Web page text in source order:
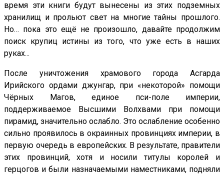
время эти книги будут вынесены из этих подземных
хранилищ и прольют свет на многие тайны прошлого.
Но… пока это ещё не произошло, давайте продолжим
поиск крупиц истины из того, что уже есть в наших
руках...
После уничтожения храмового города Асгарда
Ирийского ордами джунгар, при «некоторой» помощи
Чёрных Магов, единое пси-поле империи,
поддерживаемое Высшими Волхвами при помощи
пирамид, значительно ослабло. Это ослабление особенно
сильно проявилось в окраинных провинциях империи, в
первую очередь в европейских. В результате, правители
этих провинций, хотя и носили титулы королей и
герцогов и были назначаемыми наместниками, подняли